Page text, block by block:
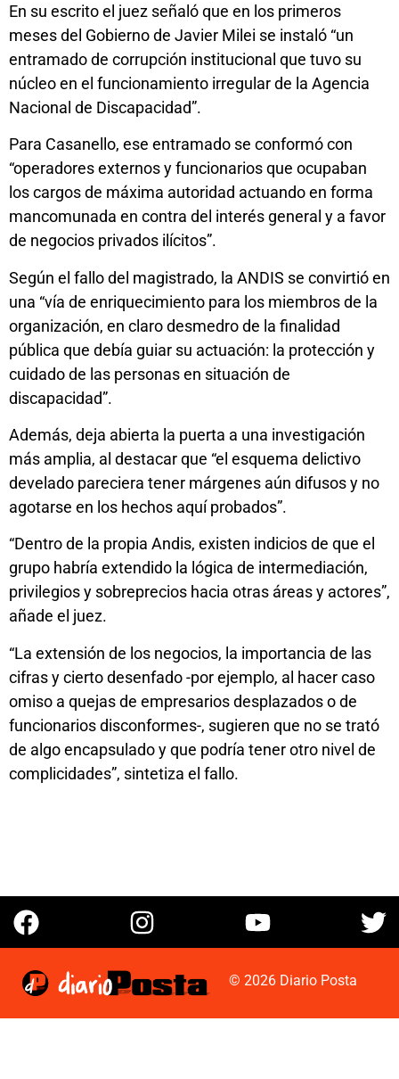
En su escrito el juez señaló que en los primeros
meses del Gobierno de Javier Milei se instaló “un
entramado de corrupción institucional que tuvo su
núcleo en el funcionamiento irregular de la Agencia
Nacional de Discapacidad”.
Para Casanello, ese entramado se conformó con
“operadores externos y funcionarios que ocupaban
los cargos de máxima autoridad actuando en forma
mancomunada en contra del interés general y a favor
de negocios privados ilícitos”.
Según el fallo del magistrado, la ANDIS se convirtió en
una “vía de enriquecimiento para los miembros de la
organización, en claro desmedro de la finalidad
pública que debía guiar su actuación: la protección y
cuidado de las personas en situación de
discapacidad”.
Además, deja abierta la puerta a una investigación
más amplia, al destacar que “el esquema delictivo
develado pareciera tener márgenes aún difusos y no
agotarse en los hechos aquí probados”.
“Dentro de la propia Andis, existen indicios de que el
grupo habría extendido la lógica de intermediación,
privilegios y sobreprecios hacia otras áreas y actores”,
añade el juez.
“La extensión de los negocios, la importancia de las
cifras y cierto desenfado -por ejemplo, al hacer caso
omiso a quejas de empresarios desplazados o de
funcionarios disconformes-, sugieren que no se trató
de algo encapsulado y que podría tener otro nivel de
complicidades”, sintetiza el fallo.
© 2026 Diario Posta